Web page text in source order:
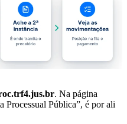
. Na página
Processual Pública”, é por ali